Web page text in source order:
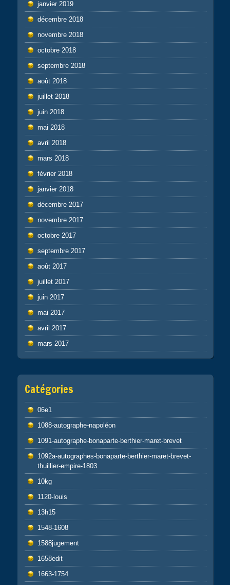
janvier 2019
décembre 2018
novembre 2018
octobre 2018
septembre 2018
août 2018
juillet 2018
juin 2018
mai 2018
avril 2018
mars 2018
février 2018
janvier 2018
décembre 2017
novembre 2017
octobre 2017
septembre 2017
août 2017
juillet 2017
juin 2017
mai 2017
avril 2017
mars 2017
Catégories
06e1
1088-autographe-napoléon
1091-autographe-bonaparte-berthier-maret-brevet
1092a-autographes-bonaparte-berthier-maret-brevet-
thuillier-empire-1803
10kg
1120-louis
13h15
1548-1608
1588jugement
1658edit
1663-1754